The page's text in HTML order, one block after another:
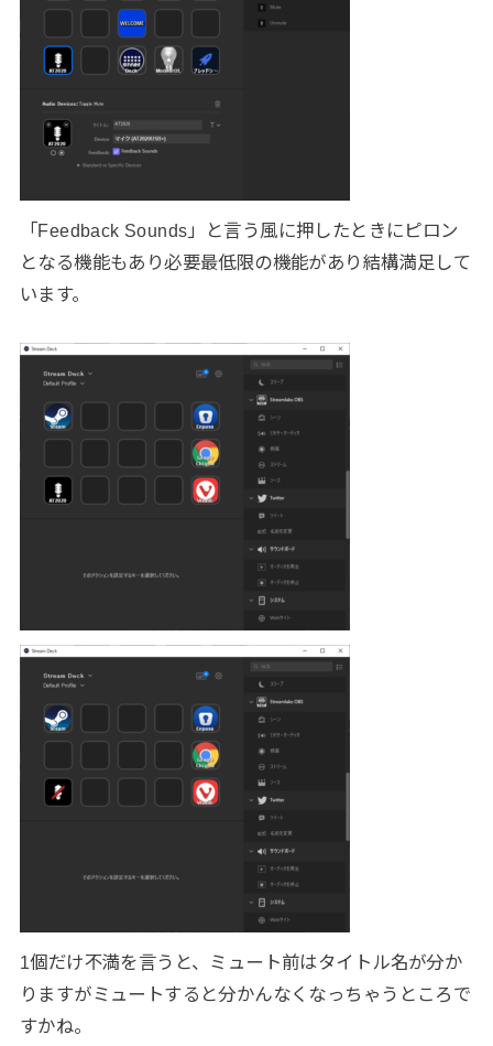
「Feedback Sounds」と言う風に押したときにピロン
となる機能もあり必要最低限の機能があり結構満足して
います。
1個だけ不満を言うと、ミュート前はタイトル名が分か
りますがミュートすると分かんなくなっちゃうところで
すかね。